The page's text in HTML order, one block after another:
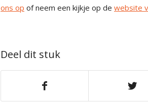
ons op of neem een kijkje op de website
Deel dit stuk